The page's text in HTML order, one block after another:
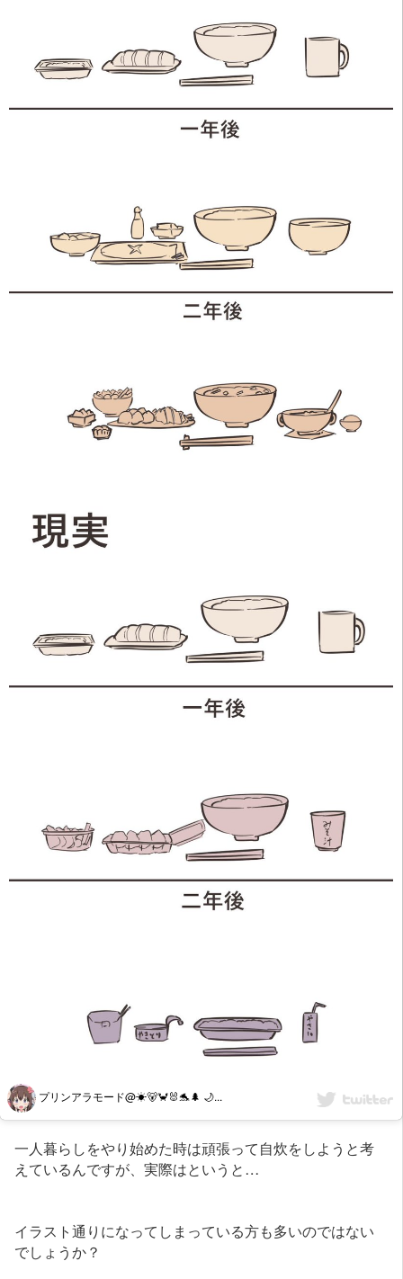
プリンアラモード@☀🐻🦀🐰🐬🌲 🌙...
一人暮らしをやり始めた時は頑張って自炊をしようと考
えているんですが、実際はというと…
イラスト通りになってしまっている方も多いのではない
でしょうか？